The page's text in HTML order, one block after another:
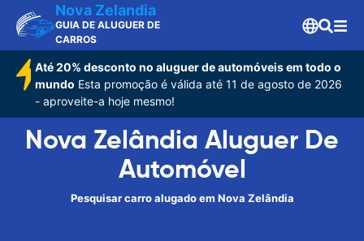
Nova Zelandia
GUIA DE ALUGUER DE
CARROS
Até 20% desconto no aluguer de automóveis em todo o
mundo Esta promoção é válida até 11 de agosto de 2026
- aproveite-a hoje mesmo!
Nova Zelândia Aluguer De
Automóvel
Pesquisar carro alugado em Nova Zelândia